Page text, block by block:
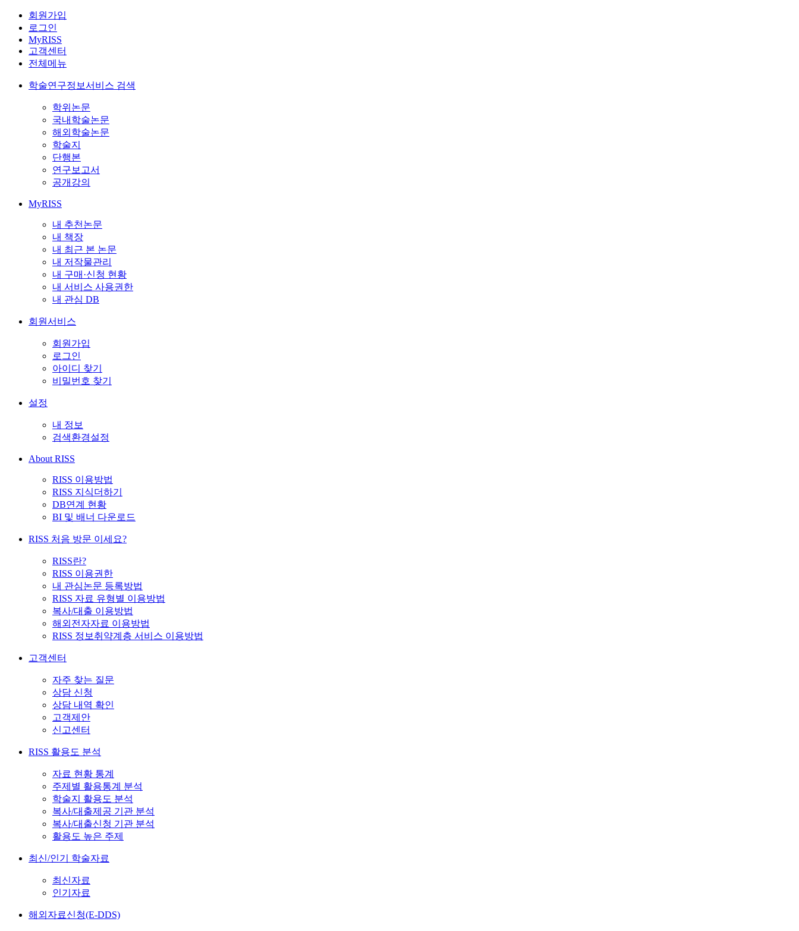
회원가입
로그인
MyRISS
고객센터
전체메뉴
학술연구정보서비스 검색
학위논문
국내학술논문
해외학술논문
학술지
단행본
연구보고서
공개강의
MyRISS
내 추천논문
내 책장
내 최근 본 논문
내 저작물관리
내 구매·신청 현황
내 서비스 사용권한
내 관심 DB
회원서비스
회원가입
로그인
아이디 찾기
비밀번호 찾기
설정
내 정보
검색환경설정
About RISS
RISS 이용방법
RISS 지식더하기
DB연계 현황
BI 및 배너 다운로드
RISS 처음 방문 이세요?
RISS란?
RISS 이용권한
내 관심논문 등록방법
RISS 자료 유형별 이용방법
복사/대출 이용방법
해외전자자료 이용방법
RISS 정보취약계층 서비스 이용방법
고객센터
자주 찾는 질문
상담 신청
상담 내역 확인
고객제안
신고센터
RISS 활용도 분석
자료 현황 통계
주제별 활용통계 분석
학술지 활용도 분석
복사/대출제공 기관 분석
복사/대출신청 기관 분석
활용도 높은 주제
최신/인기 학술자료
최신자료
인기자료
해외자료신청(E-DDS)